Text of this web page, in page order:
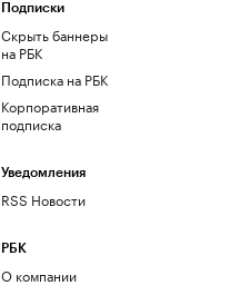
Подписки
Скрыть баннеры
на РБК
Подписка на РБК
Корпоративная
подписка
Уведомления
RSS Новости
РБК
О компании